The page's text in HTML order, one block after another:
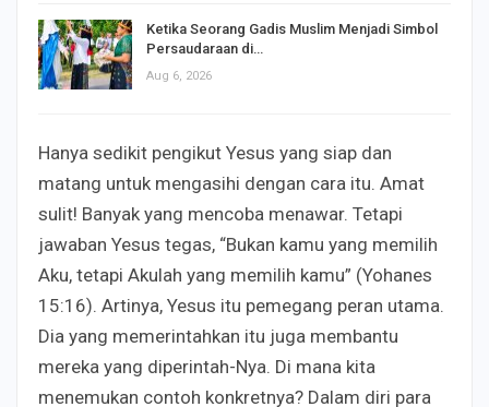
Ketika Seorang Gadis Muslim Menjadi Simbol
Persaudaraan di…
Aug 6, 2026
Hanya sedikit pengikut Yesus yang siap dan
matang untuk mengasihi dengan cara itu. Amat
sulit! Banyak yang mencoba menawar. Tetapi
jawaban Yesus tegas, “Bukan kamu yang memilih
Aku, tetapi Akulah yang memilih kamu” (Yohanes
15:16). Artinya, Yesus itu pemegang peran utama.
Dia yang memerintahkan itu juga membantu
mereka yang diperintah-Nya. Di mana kita
menemukan contoh konkretnya? Dalam diri para